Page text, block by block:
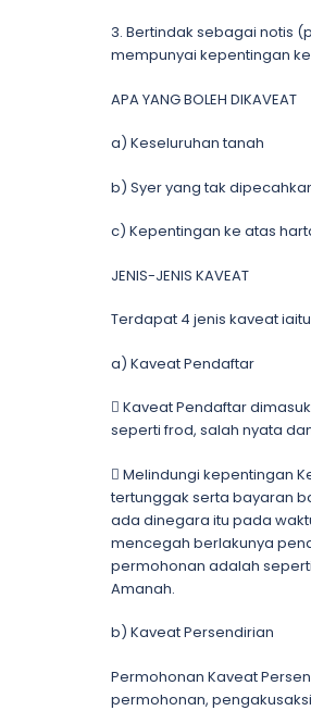
3. Bertindak sebagai notis
mempunyai kepentingan
APA YANG BOLEH DIKAVEAT
a) Keseluruhan tanah
b) Syer yang tak
c) Kepentingan ke atas
JENIS-JENIS KAVEAT
Terdapat 4 jenis kaveat
a) Kaveat Pendaftar
 Kaveat Pendaftar
seperti frod, salah nyata
 Melindungi kepentingan
tertunggak serta bayaran
ada dinegara itu pada
mencegah berlakunya
permohonan adalah
Amanah.
b) Kaveat Persendirian
Permohonan Kaveat
permohonan,